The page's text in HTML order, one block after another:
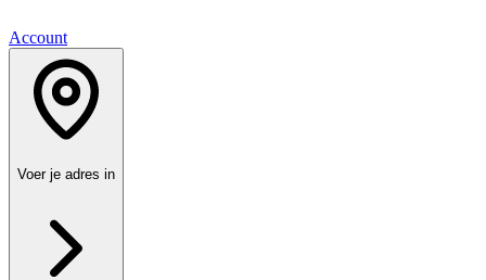
Account
Voer je adres in